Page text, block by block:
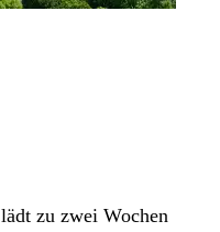
zu zwei Wochen